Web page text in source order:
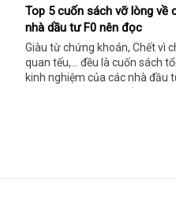
Top 5 cuốn sách vỡ lòng về
nhà dầu tư F0 nên đọc
Giàu từ chứng khoán, Chết vì
quan tếu,... đều là cuốn sách
kinh nghiệm của các nhà đầu